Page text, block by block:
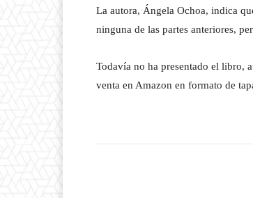
La autora, Ángela Ochoa, indica
ninguna de las partes anteriores,
Todavía no ha presentado el libro,
venta en Amazon en formato de